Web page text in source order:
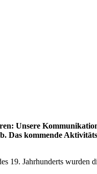
Unsere
Das kommende
19. Jahrhunderts wurden